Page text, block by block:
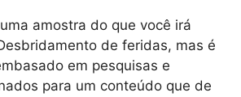
amostra do que você irá
de feridas, mas é
em pesquisas e
para um conteúdo que de